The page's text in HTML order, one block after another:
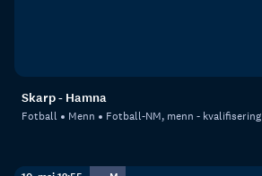
Skarp - Hamna
Fotball Menn Fotball-NM, menn - kvalifisering